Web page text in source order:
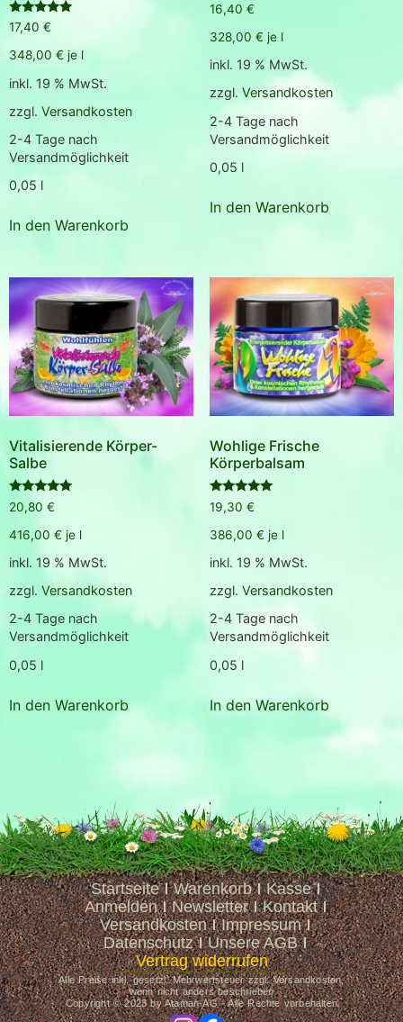
Bewertet
mit
von 5
17,40 €
348,00 € je l
inkl. 19 % MwSt.
zzgl. Versandkosten
2-4 Tage nach
Versandmöglichkeit
0,05 l
In den Warenkorb
16,40 €
328,00 € je l
inkl. 19 % MwSt.
zzgl. Versandkosten
2-4 Tage nach
Versandmöglichkeit
0,05 l
In den Warenkorb
Vitalisierende Körper-
Salbe
Bewertet
mit
von 5
20,80 €
416,00 € je l
inkl. 19 % MwSt.
zzgl. Versandkosten
2-4 Tage nach
Versandmöglichkeit
0,05 l
In den Warenkorb
Wohlige Frische
Körperbalsam
Bewertet
mit
von 5
19,30 €
386,00 € je l
inkl. 19 % MwSt.
zzgl. Versandkosten
2-4 Tage nach
Versandmöglichkeit
0,05 l
In den Warenkorb
Startseite Warenkorb
Kasse
Anmelden
Newsletter
Kontakt
Versandkosten
Impressum
Datenschutz
Unsere AGB
Vertrag widerrufen
Alle Preise inkl. gesetzl. Mehrwertsteuer zzgl. Versandkosten,
wenn nicht anders beschrieben
Copyright © 2023 by Ataman-AG - Alle Rechte vorbehalten